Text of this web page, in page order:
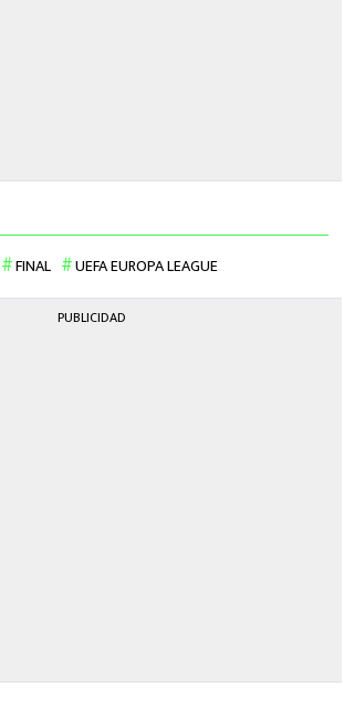
FINAL UEFA EUROPA LEAGUE
PUBLICIDAD